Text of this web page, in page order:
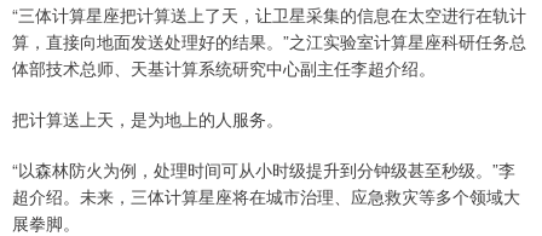
“三体计算星座把计算送上了天，让卫星采集的信息在太空进行在轨计
算，直接向地面发送处理好的结果。”之江实验室计算星座科研任务总
体部技术总师、天基计算系统研究中心副主任李超介绍。
把计算送上天，是为地上的人服务。
“以森林防火为例，处理时间可从小时级提升到分钟级甚至秒级。”李
超介绍。未来，三体计算星座将在城市治理、应急救灾等多个领域大
展拳脚。